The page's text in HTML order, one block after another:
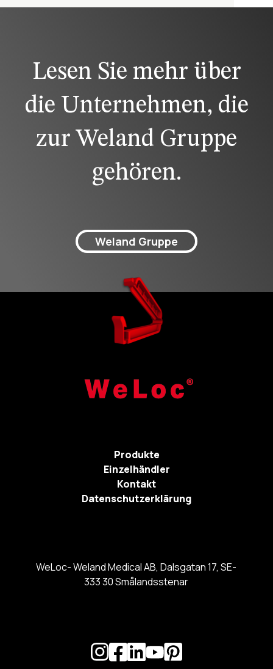
Lesen Sie mehr über
die Unternehmen, die
zur Weland Gruppe
gehören.
Weland Gruppe
Produkte
Einzelhändler
Kontakt
Datenschutzerklärung
WeLoc- Weland Medical AB, Dalsgatan 17, SE-
333 30 Smålandsstenar